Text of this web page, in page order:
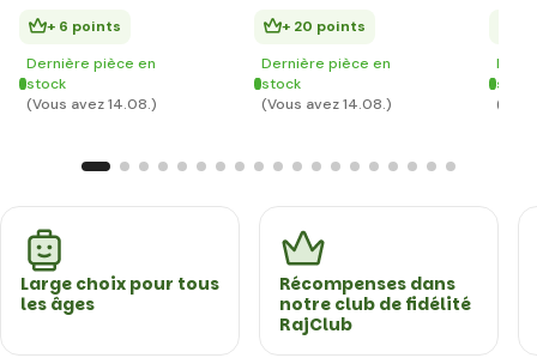
+ 6 points
Dernière pièce en
stock
(Vous avez 14.08.)
+ 20 points
Dernière pièce en
stock
(Vous avez 14.08.)
stock
Large choix pour tous
les âges
Récompenses dans
notre club de fidélité
RajClub